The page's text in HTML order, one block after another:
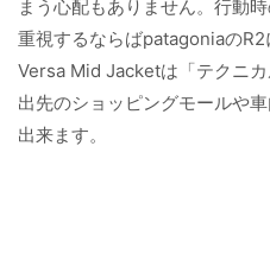
まう心配もありません。行動
重視するならばpatagoniaの
Versa Mid Jacketは「テクニ
出先のショッピングモールや
出来ます。